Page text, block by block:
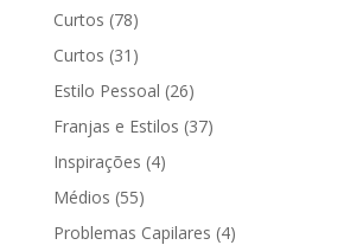
Curtos (78)
Curtos (31)
Estilo Pessoal (26)
Franjas e Estilos (37)
Inspirações (4)
Médios (55)
Problemas Capilares (4)